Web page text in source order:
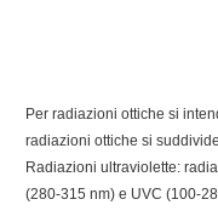
Per radiazioni ottiche si
radiazioni ottiche si
Radiazioni ultraviolette:
(280-315 nm) e UVC (100-